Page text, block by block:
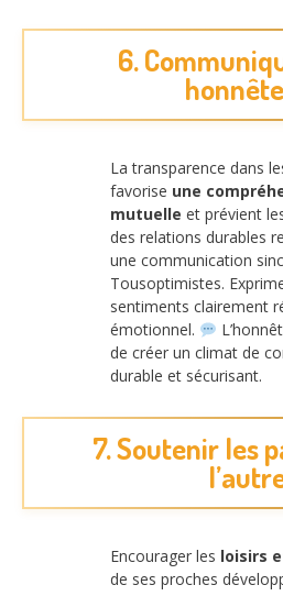
6.
La transparence dans
favorise une
mutuelle et prévient
des relations durables
une communication
Tousoptimistes.
sentiments clairement
émotionnel.
de créer un climat de
durable et sécurisant.
7. Soutenir les
Encourager les loisirs
de ses proches